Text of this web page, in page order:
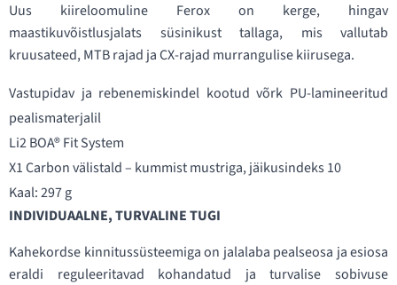
Uus kiireloomuline Ferox on kerge, hingav
maastikuvõistlusjalats süsinikust tallaga, mis vallutab
kruusateed, MTB rajad ja CX-rajad murrangulise kiirusega.
Vastupidav ja rebenemiskindel kootud võrk PU-lamineeritud
pealismaterjalil
Li2 BOA® Fit System
X1 Carbon välistald – kummist mustriga, jäikusindeks 10
Kaal: 297 g
INDIVIDUAALNE, TURVALINE TUGI
Kahekordse kinnitussüsteemiga on jalalaba pealseosa ja esiosa
eraldi reguleeritavad kohandatud ja turvalise sobivuse